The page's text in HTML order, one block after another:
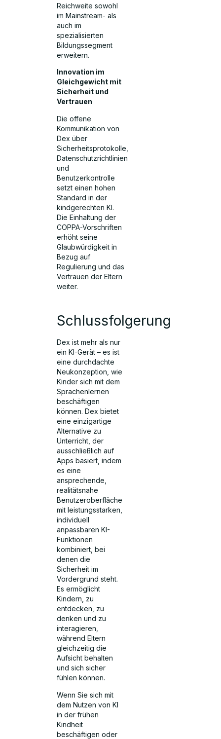
Reichweite sowohl
im Mainstream- als
auch im
spezialisierten
Bildungssegment
erweitern.
Innovation im
Gleichgewicht mit
Sicherheit und
Vertrauen
Die offene
Kommunikation von
Dex über
Sicherheitsprotokolle,
Datenschutzrichtlinien
und
Benutzerkontrolle
setzt einen hohen
Standard in der
kindgerechten KI.
Die Einhaltung der
COPPA-Vorschriften
erhöht seine
Glaubwürdigkeit in
Bezug auf
Regulierung und das
Vertrauen der Eltern
weiter.
Schlussfolgerung
Dex ist mehr als nur
ein KI-Gerät – es ist
eine durchdachte
Neukonzeption, wie
Kinder sich mit dem
Sprachenlernen
beschäftigen
können. Dex bietet
eine einzigartige
Alternative zu
Unterricht, der
ausschließlich auf
Apps basiert, indem
es eine
ansprechende,
realitätsnahe
Benutzeroberfläche
mit leistungsstarken,
individuell
anpassbaren KI-
Funktionen
kombiniert, bei
denen die
Sicherheit im
Vordergrund steht.
Es ermöglicht
Kindern, zu
entdecken, zu
denken und zu
interagieren,
während Eltern
gleichzeitig die
Aufsicht behalten
und sich sicher
fühlen können.
Wenn Sie sich mit
dem Nutzen von KI
in der frühen
Kindheit
beschäftigen oder